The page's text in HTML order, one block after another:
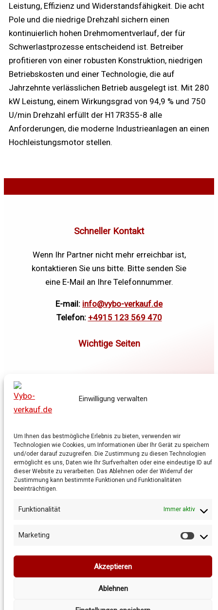
Einwilligung verwalten
Um Ihnen das bestmögliche Erlebnis zu bieten, verwenden wir
Technologien wie Cookies, um Informationen über Ihr Gerät zu speichern
und/oder darauf zuzugreifen. Die Zustimmung zu diesen Technologien
ermöglicht es uns, Daten wie Ihr Surfverhalten oder eine eindeutige ID auf
dieser Website zu verarbeiten. Das Ablehnen oder der Widerruf der
Zustimmung kann bestimmte Funktionen und Funktionalitäten
beeinträchtigen.
Funktionalität Immer aktiv
Marketing
Akzeptieren
Ablehnen
Leistung, Effizienz und Widerstandsfähigkeit. Die acht
Pole und die niedrige Drehzahl sichern einen
kontinuierlich hohen Drehmomentverlauf, der für
Schwerlastprozesse entscheidend ist. Betreiber
profitieren von einer robusten Konstruktion, niedrigen
Betriebskosten und einer Technologie, die auf
Jahrzehnte verlässlichen Betrieb ausgelegt ist. Mit 280
kW Leistung, einem Wirkungsgrad von 94,9 % und 750
U/min Drehzahl erfüllt der H17R355-8 alle
Anforderungen, die moderne Industrieanlagen an einen
Hochleistungsmotor stellen.
Schneller Kontakt
Wenn Ihr Partner nicht mehr erreichbar ist,
kontaktieren Sie uns bitte. Bitte senden Sie
eine E-Mail an Ihre Telefonnummer.
E-mail: info@vybo-verkauf.de
Telefon: +4915 123 569 470
Frequenzumrichter
Warenkorb
Allgemeine Geschäftsbedingungen
Datenschutzrichtlinie
Cookie-Richtlinie
Copyright © 2026 Vybo-verkauf.de